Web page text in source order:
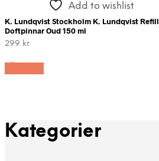
Add to wishlist
K. Lundqvist Stockholm K. Lundqvist Refill
Doftpinnar Oud 150 ml
299 kr
Kategorier